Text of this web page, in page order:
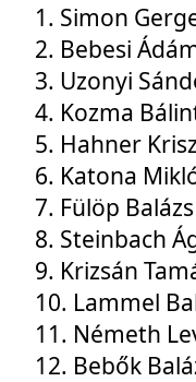
1. Simon
2. Bebesi
3. Uzonyi
4. Kozma
5. Hahner
6. Katona
7. Fülöp Balázs
8. Steinbach
9. Krizsán
10. Lammel
11. Németh
12. Bebők